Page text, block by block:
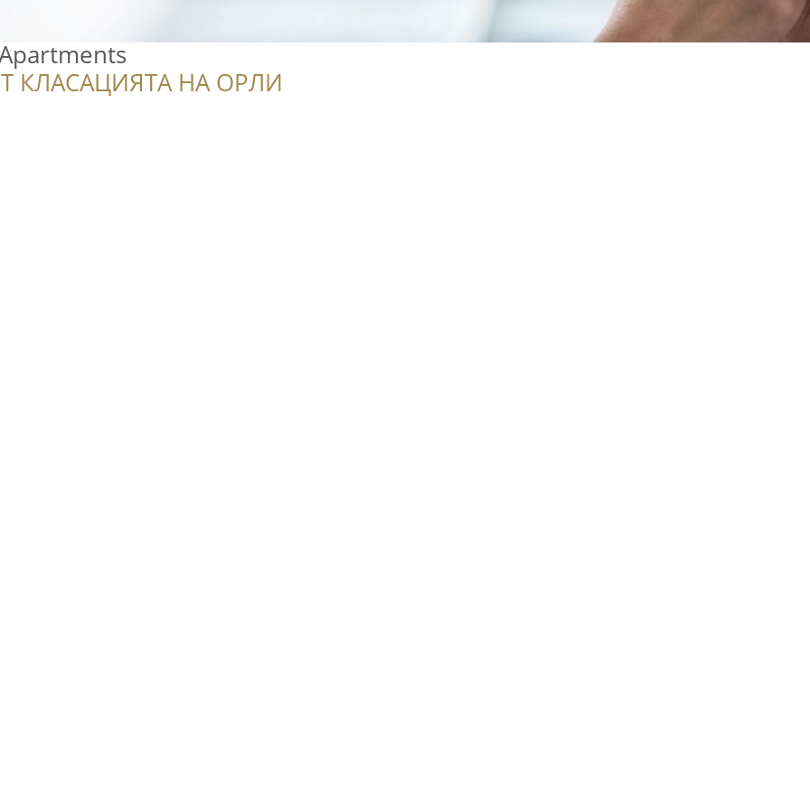
КЛАСАЦИЯТА НА ОРЛИ